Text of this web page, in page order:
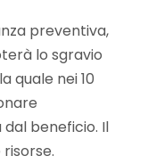
preventiva,
lo sgravio
quale nei 10
dal beneficio. Il